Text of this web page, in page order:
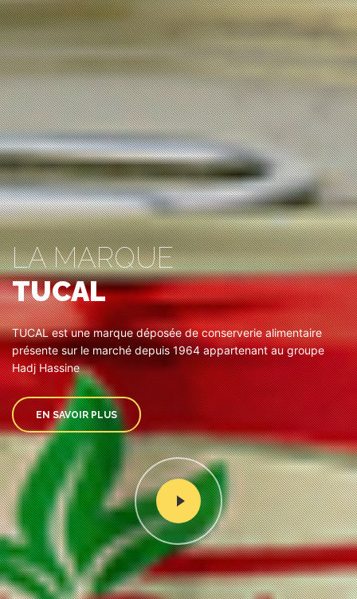
LA MARQUE
TUCAL
TUCAL est une marque déposée de conserverie alimentaire
présente sur le marché depuis 1964 appartenant au groupe
Hadj Hassine
EN SAVOIR PLUS